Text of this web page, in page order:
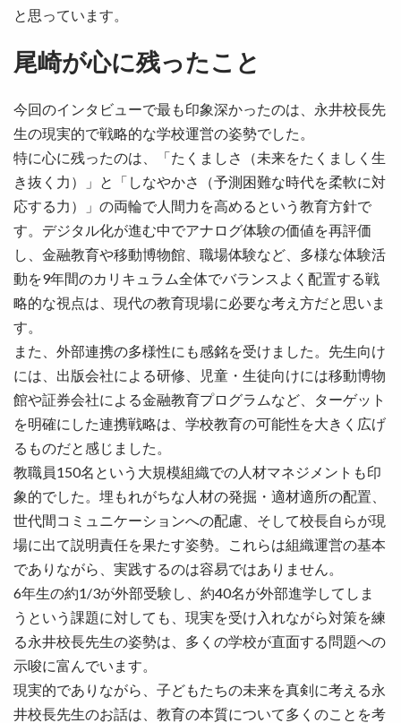
と思っています。
尾崎が心に残ったこと
今回のインタビューで最も印象深かったのは、永井校長先
生の現実的で戦略的な学校運営の姿勢でした。
特に心に残ったのは、「たくましさ（未来をたくましく生
き抜く力）」と「しなやかさ（予測困難な時代を柔軟に対
応する力）」の両輪で人間力を高めるという教育方針で
す。デジタル化が進む中でアナログ体験の価値を再評価
し、金融教育や移動博物館、職場体験など、多様な体験活
動を9年間のカリキュラム全体でバランスよく配置する戦
略的な視点は、現代の教育現場に必要な考え方だと思いま
す。
また、外部連携の多様性にも感銘を受けました。先生向け
には、出版会社による研修、児童・生徒向けには移動博物
館や証券会社による金融教育プログラムなど、ターゲット
を明確にした連携戦略は、学校教育の可能性を大きく広げ
るものだと感じました。
教職員150名という大規模組織での人材マネジメントも印
象的でした。埋もれがちな人材の発掘・適材適所の配置、
世代間コミュニケーションへの配慮、そして校長自らが現
場に出て説明責任を果たす姿勢。これらは組織運営の基本
でありながら、実践するのは容易ではありません。
6年生の約1/3が外部受験し、約40名が外部進学してしま
うという課題に対しても、現実を受け入れながら対策を練
る永井校長先生の姿勢は、多くの学校が直面する問題への
示唆に富んでいます。
現実的でありながら、子どもたちの未来を真剣に考える永
井校長先生のお話は、教育の本質について多くのことを考